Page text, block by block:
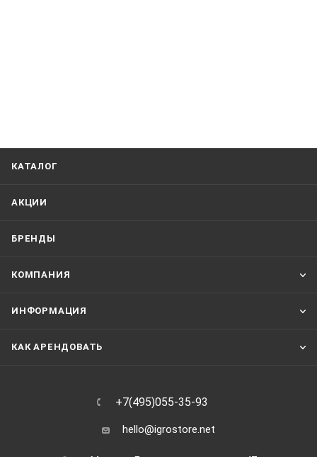
КАТАЛОГ
АКЦИИ
БРЕНДЫ
КОМПАНИЯ
ИНФОРМАЦИЯ
КАК АРЕНДОВАТЬ
+7(495)055-35-93
hello@igrostore.net